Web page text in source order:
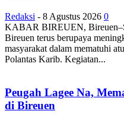
Redaksi - 8 Agustus 2026 0
KABAR BIREUEN,
Bireuen terus berupaya
masyarakat dalam mematuhi
Polantas Karib. Kegiatan...
Peugah Lagee Na,
di Bireuen